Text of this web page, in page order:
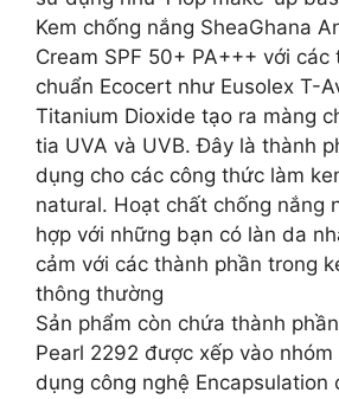
Kem chống nắng SheaGhana
Cream SPF 50+ PA+++ với
chuẩn Ecocert như Eusolex T-
Titanium Dioxide tạo ra màng
tia UVA và UVB. Đây là thành
dụng cho các công thức làm
natural. Hoạt chất chống nắng
hợp với những bạn có làn da
cảm với các thành phần trong
thông thường
Sản phẩm còn chứa thành
Pearl 2292 được xếp vào
dụng công nghệ Encapsulation